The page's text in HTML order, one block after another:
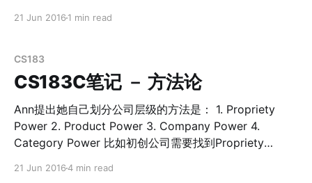
用磁约束来实现磁约束聚变的环性容器。 至于另外几种可
能的实现方式，
成，最后什么都完成不好。 创业的另一个角度其实就是资
源的调配。我们需要在有限的时间里面，决定自己把精力
花在什么上面，同样也要决定团队把精力花在什么上面。
这里面有大量的机会成本，但你永远不可能面面俱到。
Reid Hoffman和其他成功的创业者一样，拥有一个非常出
色的ignore的能力，他非常擅长于把事情分类。在你认为
21 Jun 2016 1 min read
CS183
CS183C笔记 － 方法论
Ann提出她自己划分公司层级的方法是： 1. Propriety
Power 2. Product Power 3. Company Power 4.
Category Power 比如初创公司需要找到Propriety
21 Jun 20164 min read